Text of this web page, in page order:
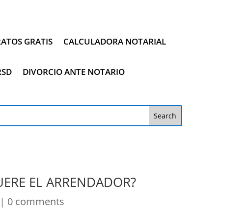
GRATIS CALCULADORA NOTARIAL
DIVORCIO ANTE NOTARIO
EL ARRENDADOR?
| 0 comments